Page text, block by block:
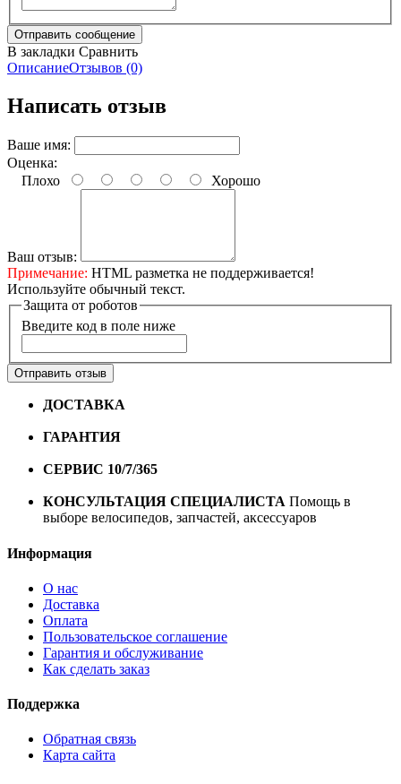
В закладки Сравнить
ОписаниеОтзывов (0)
Написать отзыв
Ваше имя:
Оценка:
Плохо
Хорошо
Ваш отзыв:
Примечание: HTML разметка не поддерживается!
Используйте обычный текст.
Защита от роботов
Введите код в поле ниже
Отправить отзыв
ДОСТАВКА
ГАРАНТИЯ
СЕРВИС 10/7/365
КОНСУЛЬТАЦИЯ СПЕЦИАЛИСТА Помощь в
выборе велосипедов, запчастей, аксессуаров
Информация
О нас
Доставка
Оплата
Пользовательское соглашение
Гарантия и обслуживание
Как сделать заказ
Поддержка
Обратная связь
Карта сайта